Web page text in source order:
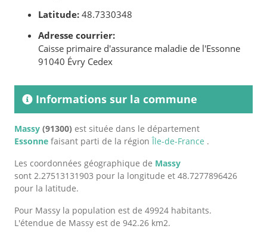
Latitude: 48.7330348
Adresse courrier:
Caisse primaire d'assurance maladie de l'Essonne
91040 Évry Cedex
Informations sur la commune
Massy (91300) est située dans le département
Essonne faisant parti de la régionÎle-de-France .
Les coordonnées géographique de Massy
sont 2.27513131903 pour la longitude et 48.7277896426
pour la latitude.
Pour Massy la population est de 49924 habitants.
L'étendue de Massy est de 942.26 km2.